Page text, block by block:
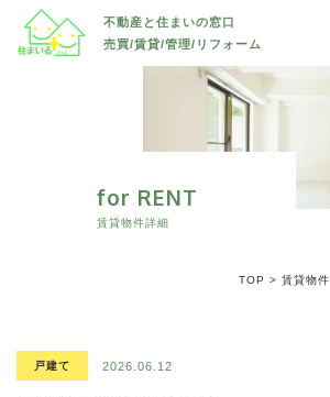
不動産と住まいの窓口
売買/賃貸/管理/リフォーム
すべて
マンション/アパート
賃貸物件を探す
駐車場/ 土地
水回り
for RENT
賃貸物件詳細
TOP > 賃貸物件
戸建て 2026.06.12